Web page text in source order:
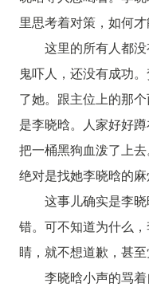
里思考着对策，如何才
这里的所有人都
鬼吓人，还没有成功
了她。跟主位上的那
是李晓晗。人家好好
把一桶黑狗血泼了上
绝对是找她李晓晗的麻
这事儿确实是李
错。可不知道为什么
睛，就不想道歉，甚
李晓晗小声的骂